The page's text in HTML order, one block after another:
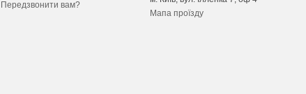
Передзвонити вам?
Мапа проїзду